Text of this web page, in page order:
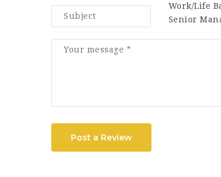
Work/Life
Senior
Post a Review